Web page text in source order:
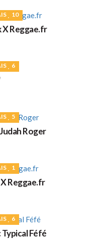
10
X Reggae.fr
6
5
Roger
1
Reggae.fr
6
Féfé